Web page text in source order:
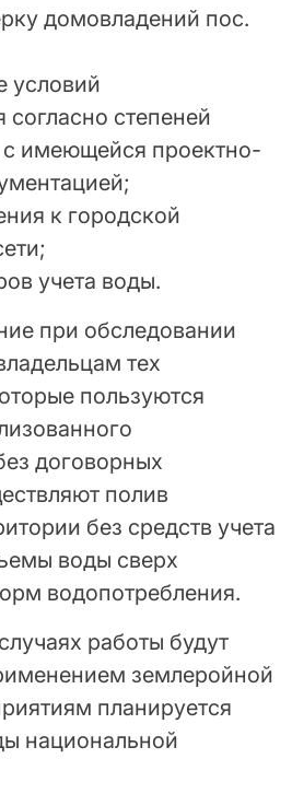
домовладений пос.
условий
степеней
с имеющейся проектно-
к городской
учета воды.
при обследовании
тех
пользуются
договорных
полив
без средств учета
воды сверх
водопотребления.
работы будут
землеройной
планируется
национальной